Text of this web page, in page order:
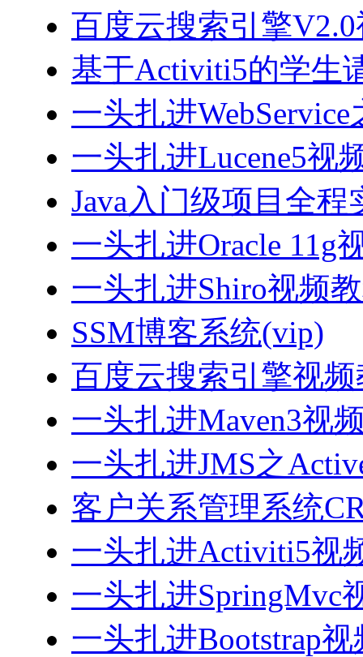
百度云搜索引擎
基于Activiti5的学生
一头扎进
一头扎进Lucene5视
Java入门级项目全程
一头扎进Oracle 11g
一头扎进Shiro视频
SSM博客系统(vip)
百度云搜索引擎视
一头扎进Maven3视
一头扎进JMS之
客户关系管理系统
一头扎进Activiti5视
一头扎进SpringMvc
一头扎进Bootstrap